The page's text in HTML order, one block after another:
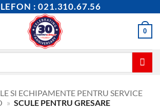
: 021.310.67.56
0
SI ECHIPAMENTE PENTRU SERVICE
» SCULE PENTRU GRESARE